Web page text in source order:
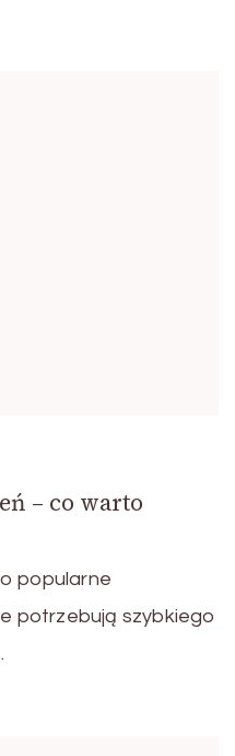
– co warto
popularne
potrzebują szybkiego